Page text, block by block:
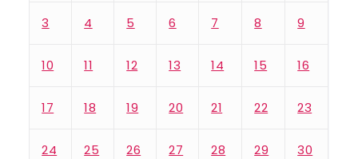
3 4 5 6 7 8 9
10 11 12 13 14 15 16
17 18 19 20 21 22 23
24 25 26 27 28 29 30